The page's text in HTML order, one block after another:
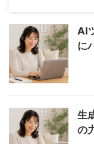
AI
に
生
の